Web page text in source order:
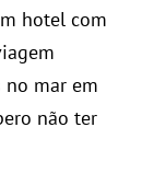
hotel com
no mar em
não ter